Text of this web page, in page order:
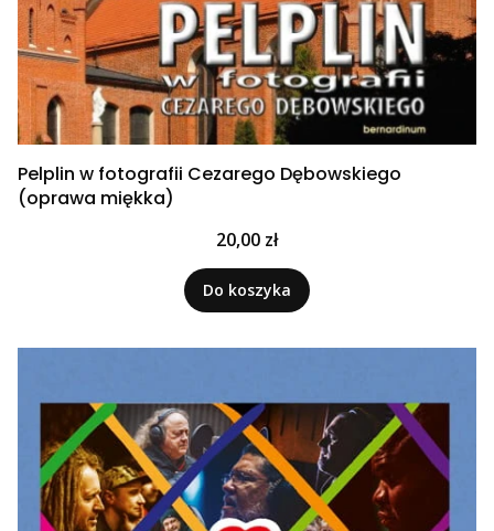
Pelplin w fotografii Cezarego Dębowskiego
(oprawa miękka)
Cena
20,00 zł
Do koszyka